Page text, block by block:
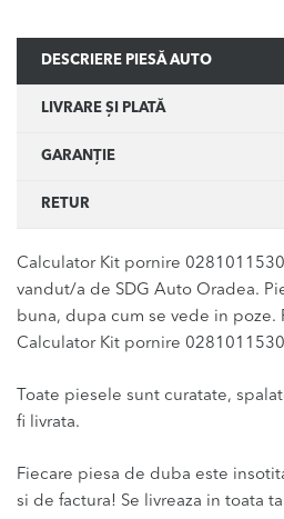
DESCRIERE PIESĂ AUTO
LIVRARE ȘI PLATĂ
GARANȚIE
RETUR
Calculator Kit pornire
vandut/a de SDG Auto Oradea.
buna, dupa cum se vede in poze.
Calculator Kit pornire
Toate piesele sunt curatate,
fi livrata.
Fiecare piesa de duba este
si de factura! Se livreaza in toata